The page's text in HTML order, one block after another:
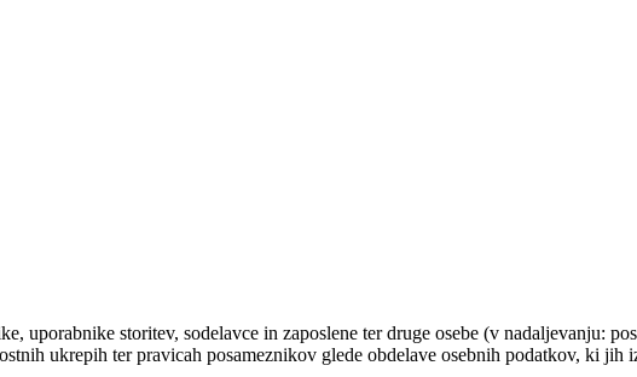
uporabnike storitev, sodelavce in zaposlene ter druge osebe (v nadaljevanju:
ukrepih ter pravicah posameznikov glede obdelave osebnih podatkov, ki jih